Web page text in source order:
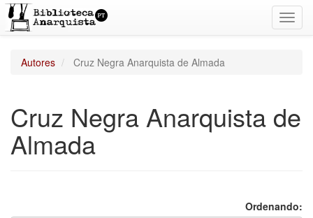
Autores Cruz Negra Anarquista de Almada
Cruz Negra Anarquista de
Almada
Ordenando: